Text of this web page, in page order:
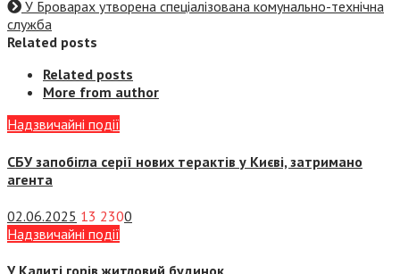
У Броварах утворена спеціалізована комунально-технічна
служба
Related posts
Related posts
More from author
Надзвичайні події
СБУ запобігла серії нових терактів у Києві, затримано
агента
02.06.2025 13 2300
Надзвичайні події